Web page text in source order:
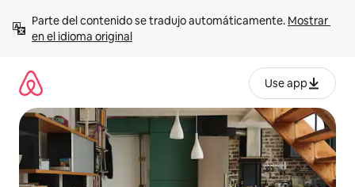
contenido
Parte del contenido se tradujo automáticamente. Mostrar
en el idioma original
Use app